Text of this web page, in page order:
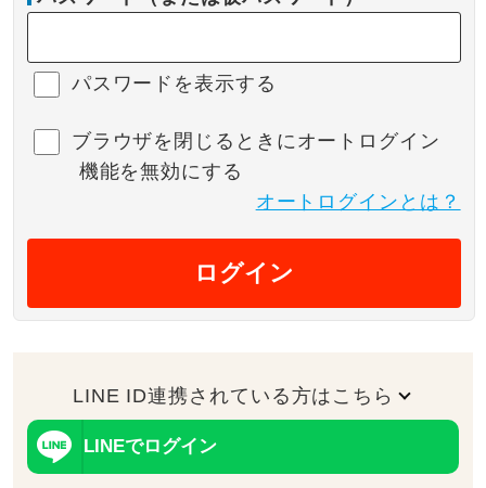
パスワードを表示する
ブラウザを閉じるときにオートログイン
機能を無効にする
オートログインとは？
ログイン
LINE ID連携されている方はこちら
LINEでログイン